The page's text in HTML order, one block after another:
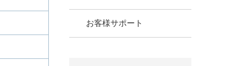
お客様サポート